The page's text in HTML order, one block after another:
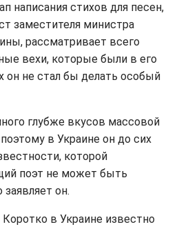
написания стихов для песен,
заместителя министра
рассматривает всего
вехи, которые были в его
он не стал бы делать особый
глубже вкусов массовой
в Украине он до сих
которой
поэт не может быть
он.
в Украине известно